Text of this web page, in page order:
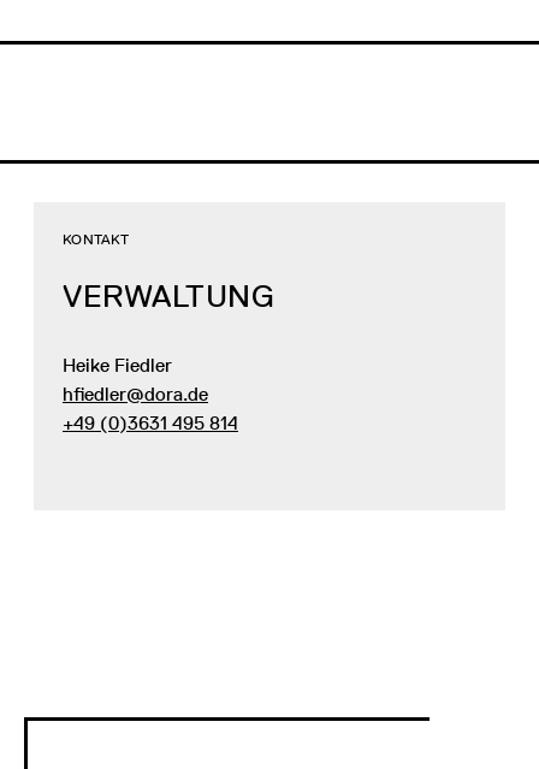
VERWALTUNG
KONTAKT
Heike Fiedler
hfiedler@dora.de
+49 (0)3631 495 814